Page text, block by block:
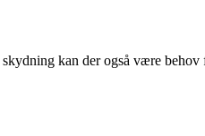
kan der også være